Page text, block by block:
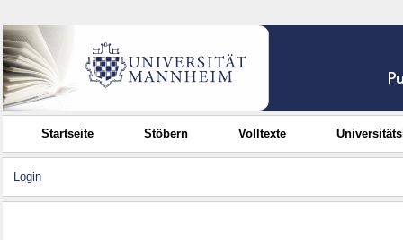
Startseite Stöbern Volltexte
Login